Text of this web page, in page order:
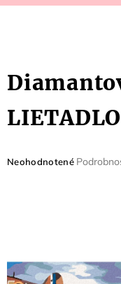
LIETADLO
Priemerné
Neohodnotené